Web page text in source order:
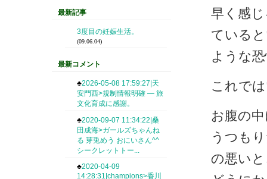
最新記事
3度目の妊娠生活。
(09.06.04)
最新コメント
♣2026-05-08 17:59:27|天
安門西>規制情報明確 — 旅
文化育成に感謝。
♣2020-09-07 11:34:22|桑
田成海>ガールズちゃんね
る 芽兎めう おにいさん^^
シークレットトー...
♣2020-04-09
14:28:31|champions>香川
早く感
ている
ような
これで
お腹の
うつも
の悪い